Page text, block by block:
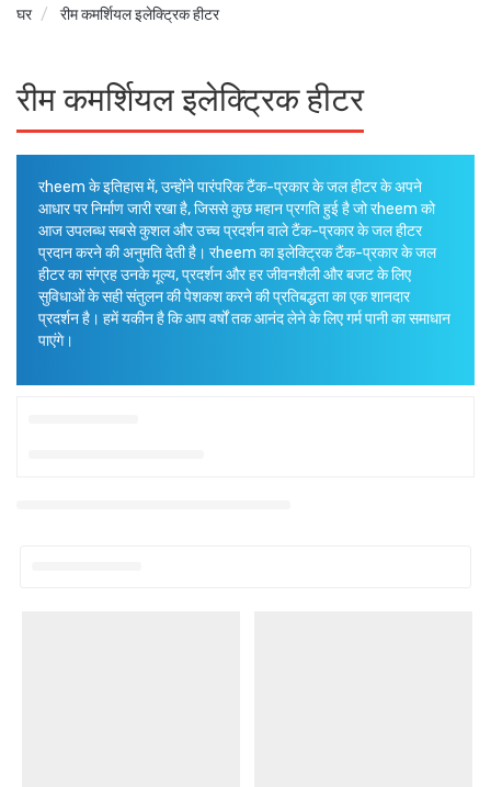
घर रीम कमर्शियल इलेक्ट्रिक हीटर
रीम कमर्शियल इलेक्ट्रिक हीटर
रheem के इतिहास में, उन्होंने पारंपरिक टैंक-प्रकार के जल हीटर के अपने
आधार पर निर्माण जारी रखा है, जिससे कुछ महान प्रगति हुई है जो रheem को
आज उपलब्ध सबसे कुशल और उच्च प्रदर्शन वाले टैंक-प्रकार के जल हीटर
प्रदान करने की अनुमति देती है। रheem का इलेक्ट्रिक टैंक-प्रकार के जल
हीटर का संग्रह उनके मूल्य, प्रदर्शन और हर जीवनशैली और बजट के लिए
सुविधाओं के सही संतुलन की पेशकश करने की प्रतिबद्धता का एक शानदार
प्रदर्शन है। हमें यकीन है कि आप वर्षों तक आनंद लेने के लिए गर्म पानी का समाधान
पाएंगे।